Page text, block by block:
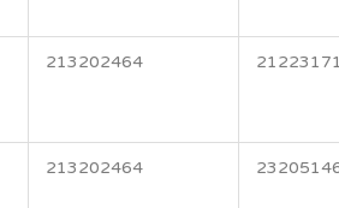
213202464
213202464